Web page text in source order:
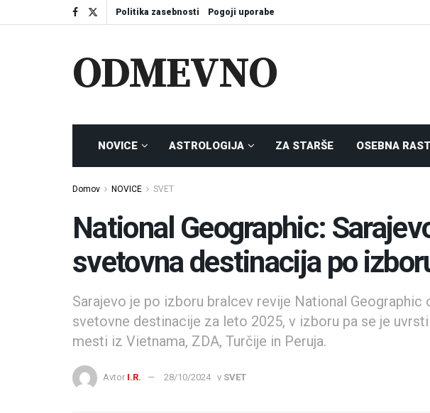
Politika zasebnosti Pogoji uporabe
ODMEVNO
NOVICE ASTROLOGIJA ZA STARŠE OSEBNA RAST
Domov NOVICE SVET
National Geographic:
svetovna destinacija po
Sarajevo je po izboru bralcev revije National Geographic
svetovne destinacije za leto 2025, v izboru pa se je
mesti iz Vietnama, ZDA, Turčije in Peruja.
Avtor I.R. 28/10/2024 v SVET